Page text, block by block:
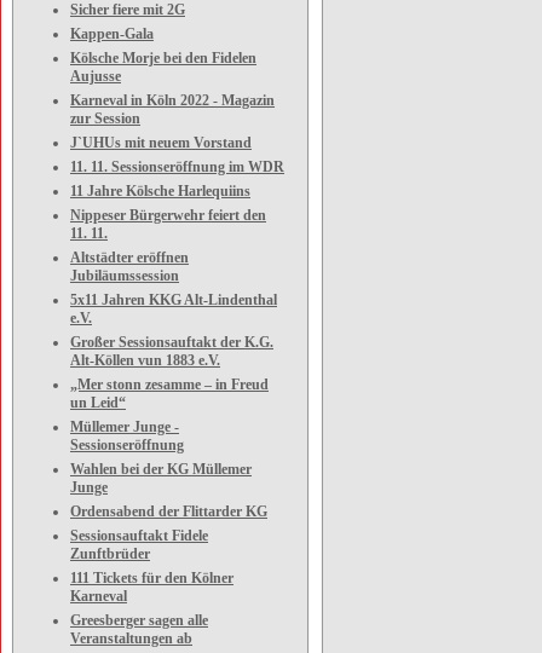
Sicher fiere mit 2G
Kappen-Gala
Kölsche Morje bei den Fidelen
Aujusse
Karneval in Köln 2022 - Magazin
zur Session
J`UHUs mit neuem Vorstand
11. 11. Sessionseröffnung im WDR
11 Jahre Kölsche Harlequiins
Nippeser Bürgerwehr feiert den
11. 11.
Altstädter eröffnen
Jubiläumssession
5x11 Jahren KKG Alt-Lindenthal
e.V.
Großer Sessionsauftakt der K.G.
Alt-Köllen vun 1883 e.V.
„Mer stonn zesamme – in Freud
un Leid“
Müllemer Junge -
Sessionseröffnung
Wahlen bei der KG Müllemer
Junge
Ordensabend der Flittarder KG
Sessionsauftakt Fidele
Zunftbrüder
111 Tickets für den Kölner
Karneval
Greesberger sagen alle
Veranstaltungen ab